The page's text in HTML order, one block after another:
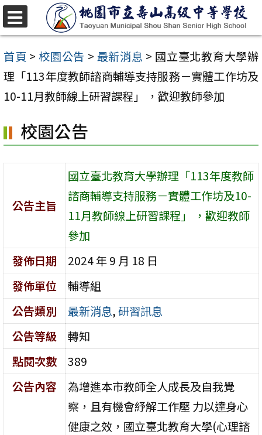
跳
至
主
要
內
區
首頁 > 校園公告 > 最新消息 > 國立臺北教育大學辦
理「113年度教師諮商輔導支持服務－實體工作坊及
10-11月教師線上研習課程」 ，歡迎教師參加
校園公告
公告主旨
國立臺北教育大學辦理「113年度教師
諮商輔導支持服務－實體工作坊及10-
11月教師線上研習課程」 ，歡迎教師
參加
發佈日期
2024 年 9 月 18 日
發佈單位
輔導組
公告類別
最新消息,研習訊息
公告等級
轉知
點閱次數
389
公告內容
為增進本市教師全人成長及自我覺
察，且有機會紓解工作壓 力以達身心
健康之效，國立臺北教育大學(心理諮
選
單